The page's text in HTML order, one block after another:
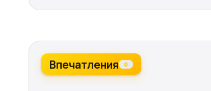
Впечатления 0